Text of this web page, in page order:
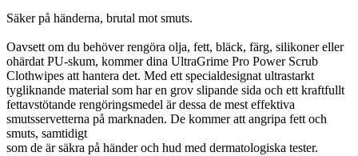
Säker på händerna, brutal mot smuts.
Oavsett om du behöver rengöra olja, fett, bläck, färg, silikoner eller
ohärdat PU-skum, kommer dina UltraGrime Pro Power Scrub
Clothwipes att hantera det. Med ett specialdesignat ultrastarkt
tygliknande material som har en grov slipande sida och ett kraftfullt
fettavstötande rengöringsmedel är dessa de mest effektiva
smutsservetterna på marknaden. De kommer att angripa fett och
smuts, samtidigt
som de är säkra på händer och hud med dermatologiska tester.